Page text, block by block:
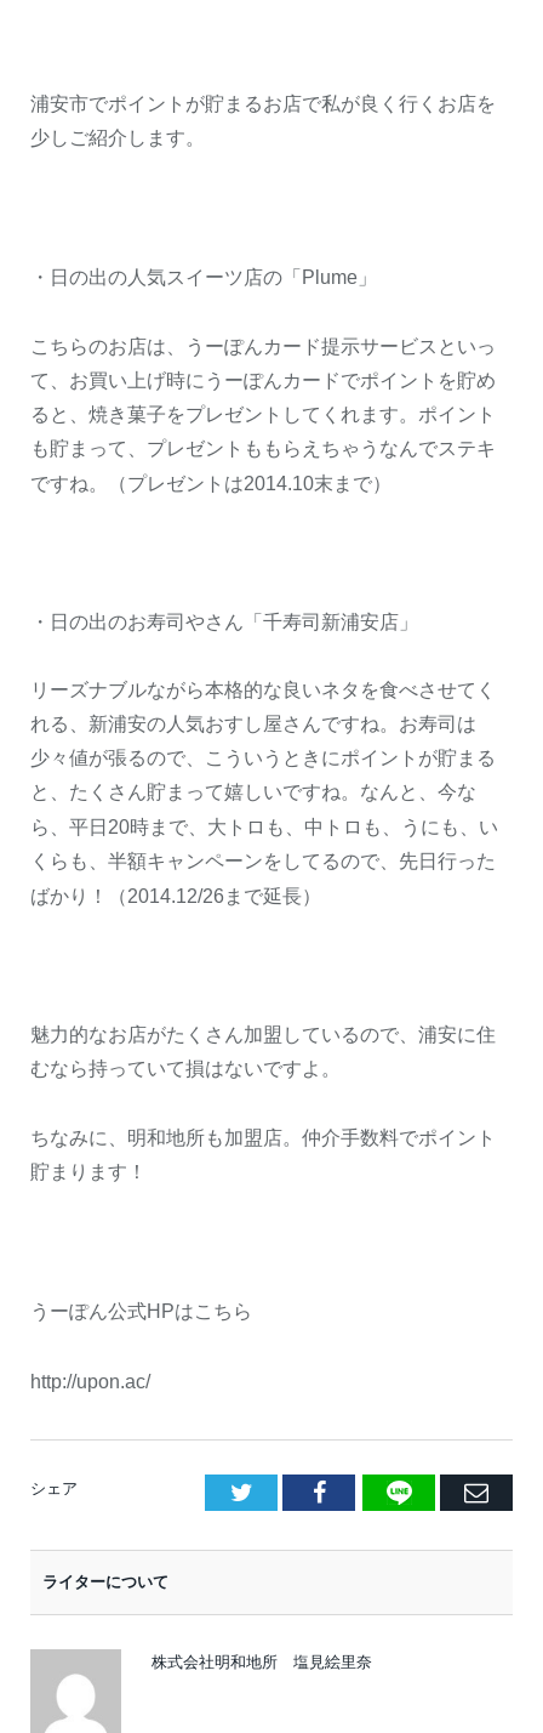
浦安市でポイントが貯まるお店で私が良く行くお店を
少しご紹介します。
・日の出の人気スイーツ店の「 Plume 」
こちらのお店は、うーぽんカード提示サービスといっ
て、お買い上げ時にうーぽんカードでポイントを貯め
ると、焼き菓子をプレゼントしてくれます。ポイント
も貯まって、プレゼントももらえちゃうなんでステキ
ですね。（プレゼントは2014.10末まで）
・日の出のお寿司やさん「千寿司新浦安店」
リーズナブルながら本格的な良いネタを食べさせてく
れる、新浦安の人気おすし屋さんですね。お寿司は
少々値が張るので、こういうときにポイントが貯まる
と、たくさん貯まって嬉しいですね。なんと、今な
ら、平日 20時まで、大トロも、中トロも、うにも、い
くらも、半額キャンペーンをしてるので、先日行った
ばかり！（2014.12/26まで延長）
魅力的なお店がたくさん加盟しているので、浦安に住
むなら持っていて損はないですよ。
ちなみに、明和地所も加盟店。仲介手数料でポイント
貯まります！
うーぽん公式HPはこちら
http://upon.ac/
シェア Facebook
LINE
E
ライターについて
株式会社明和地所 塩見絵里奈